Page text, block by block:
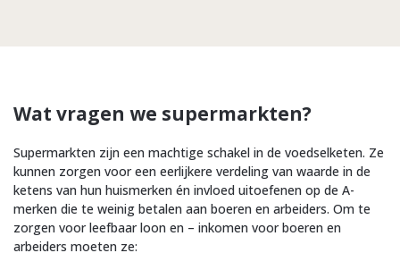
Wat vragen we supermarkten?
Supermarkten zijn een machtige schakel in de voedselketen. Ze
kunnen zorgen voor een eerlijkere verdeling van waarde in de
ketens van hun huismerken én invloed uitoefenen op de A-
merken die te weinig betalen aan boeren en arbeiders. Om te
zorgen voor leefbaar loon en – inkomen voor boeren en
arbeiders moeten ze: